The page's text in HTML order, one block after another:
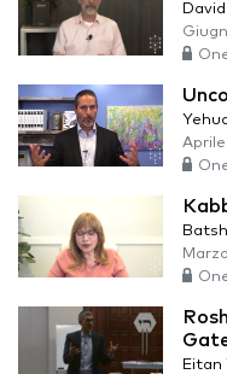
Aprile
Eitan